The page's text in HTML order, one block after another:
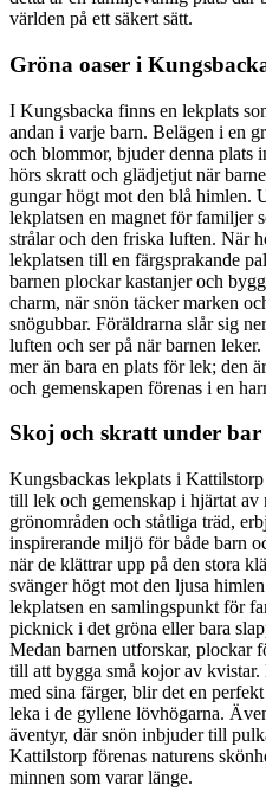
världen på ett säkert sätt.
Gröna oaser i
I Kungsbacka finns en lekplats
andan i varje barn. Belägen i en
och blommor, bjuder denna plats
hörs skratt och glädjetjut när
gungar högt mot den blå himlen.
lekplatsen en magnet för familjer
strålar och den friska luften. När
lekplatsen till en färgsprakande
barnen plockar kastanjer och
charm, när snön täcker marken
snögubbar. Föräldrarna slår sig
luften och ser på när barnen
mer än bara en plats för lek; den
och gemenskapen förenas i en
Skoj och skratt under
Kungsbackas lekplats i
till lek och gemenskap i hjärtat
grönområden och ståtliga träd,
inspirerande miljö för både barn
när de klättrar upp på den stora
svänger högt mot den ljusa
lekplatsen en samlingspunkt för
picknick i det gröna eller bara
Medan barnen utforskar, plockar
till att bygga små kojor av
med sina färger, blir det en
leka i de gyllene lövhögarna.
äventyr, där snön inbjuder till
Kattilstorp förenas naturens
minnen som varar länge.